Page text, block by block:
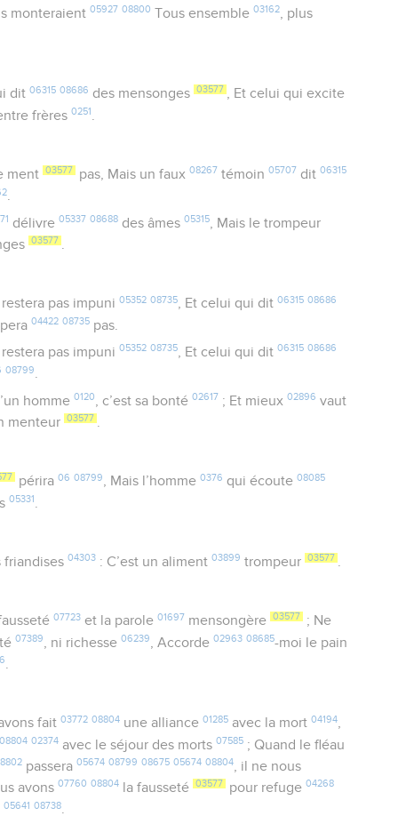
monteraient05927 08800 Tous ensemble03162
, plus
dit 06315 08686 des mensonges 03577 , Et celui qui excite
frères0251
ment 03577 pas, Mais un faux 08267 témoin 05707 dit 06315
.
délivre 05337 08688des âmes 05315, Mais le trompeur
03577 .
pas impuni 05352 08735, Et celui qui dit 06315 08686
04422 08735 pas.
pas impuni 05352 08735, Et celui qui dit 06315 08686
08799.
homme 0120 , c’est sa bonté 02617 ; Et mieux 02896 vaut
menteur 03577 .
périra 06 08799, Mais l’homme 0376 qui écoute 08085
05331
friandises 04303: C’est un aliment 03899 trompeur 03577 .
07723et la parole 01697 mensongère 03577 ; Ne
07389 , ni richesse06239 , Accorde02963 08685-moi le pain
fait 03772 08804une alliance 01285avec la mort 04194,
08804 02374 avec le séjour des morts07585 ; Quand le fléau
passera05674 08799 08675 05674 08804
, il ne nous
avons07760 08804 la fausseté 03577 pour refuge04268
05641 08738.